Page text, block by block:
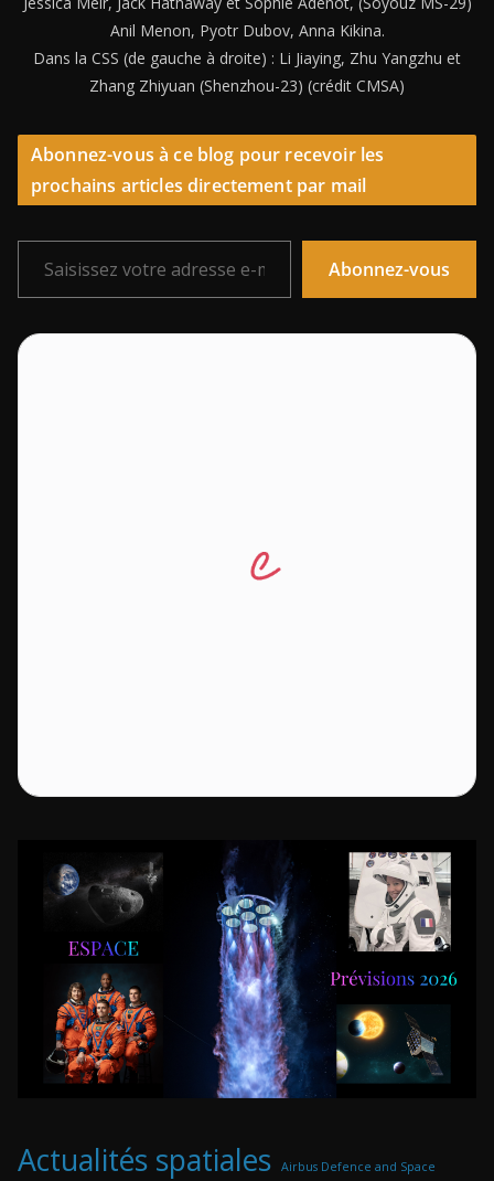
Anil Menon, Pyotr Dubov, Anna Kikina.
Dans la CSS (de gauche à droite) : Li Jiaying, Zhu Yangzhu et
Zhang Zhiyuan (Shenzhou-23) (crédit CMSA)
Abonnez-vous à ce blog pour recevoir les
prochains articles directement par mail
Saisissez votre adresse e-mail…
Abonnez-vous
Actualités spatiales Airbus Defence and Space